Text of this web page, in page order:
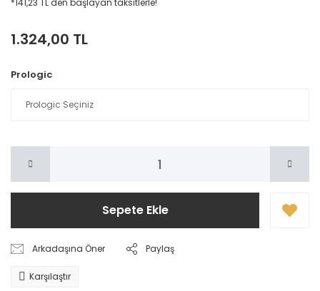
*141,23 TL den başlayan taksitlerle!
1.324,00 TL
Prologic
Sepete Ekle
Arkadaşına Öner Paylaş
Karşılaştır